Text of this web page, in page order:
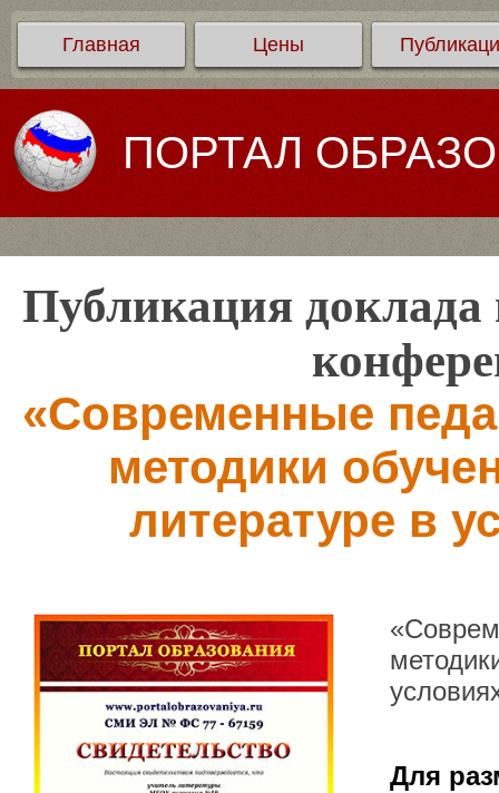
Главная Цены
ПОРТАЛ
Публикация доклада
«Современные
методики
литературе в
Для